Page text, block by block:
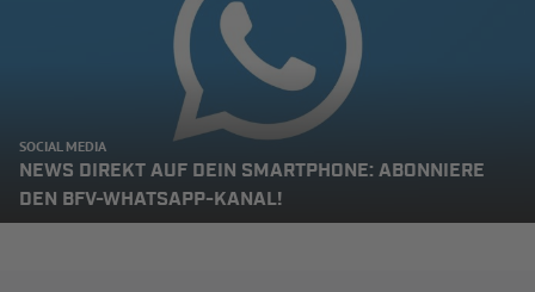
SOCIAL MEDIA
NEWS DIREKT AUF DEIN SMARTPHONE: ABONNIERE
DEN BFV-WHATSAPP-KANAL!